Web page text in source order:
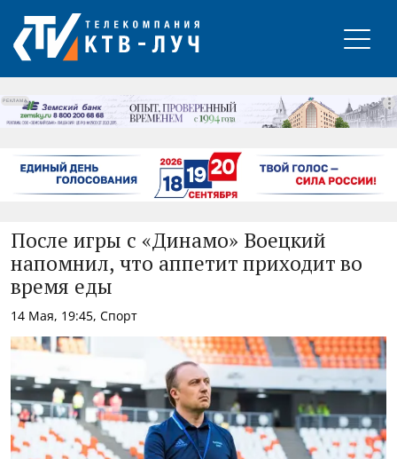
РЕКЛАМА
После игры с «Динамо» Воецкий
напомнил, что аппетит приходит во
время еды
14 Мая, 19:45, Спорт